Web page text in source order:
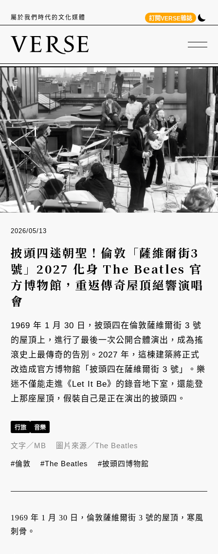
屬於我們時代的文化媒體 訂閱VERSE雜誌
2026/05/13
披頭四迷朝聖！倫敦「薩維爾街3
號」2027 化身 The Beatles 官
方博物館，重返傳奇屋頂絕響演唱
會
1969 年 1 月 30 日，披頭四在倫敦薩維爾街 3 號
的屋頂上，進行了最後一次公開合體演出，成為搖
滾史上最傳奇的告別。2027 年，這棟建築將正式
改造成官方博物館「披頭四在薩維爾街 3 號」。樂
迷不僅能走進《Let It Be》的錄音地下室，還能登
上那座屋頂，假裝自己是正在演出的披頭四。
1969 年 1 月 30 日，倫敦薩維爾街 3 號的屋頂，寒風
刺骨。
行旅 音樂
文字／MB 圖片來源／The Beatles
#倫敦 #The Beatles #披頭四博物館